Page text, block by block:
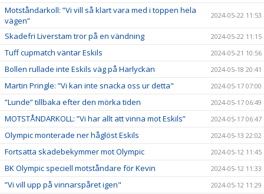
Motståndarkoll: ”Vi vill så klart vara med i toppen hela
vägen”
2024-05-22 11:53
Skadefri Liverstam tror på en vändning 2024-05-22 11:15
Tuff cupmatch väntar Eskils 2024-05-21 10:56
Bollen rullade inte Eskils väg på Harlyckan 2024-05-18 20:41
Martin Pringle: ”Vi kan inte snacka oss ur detta" 2024-05-17 07:00
”Lunde” tillbaka efter den mörka tiden 2024-05-17 06:49
MOTSTÅNDARKOLL: ”Vi har allt att vinna mot Eskils” 2024-05-17 06:47
Olympic monterade ner håglöst Eskils 2024-05-13 22:02
Fortsatta skadebekymmer mot Olympic 2024-05-12 11:45
BK Olympic speciell motståndare för Kevin 2024-05-12 11:33
”Vi vill upp på vinnarspåret igen" 2024-05-12 11:29